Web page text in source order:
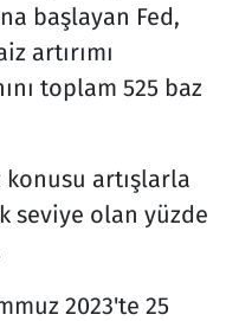
başlayan Fed,
artırımı
toplam 525 baz
artışlarla
seviye olan yüzde
2023'te 25